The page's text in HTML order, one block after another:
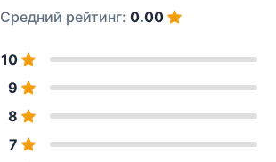
Средний рейтинг: 0.00
10
9
8
7